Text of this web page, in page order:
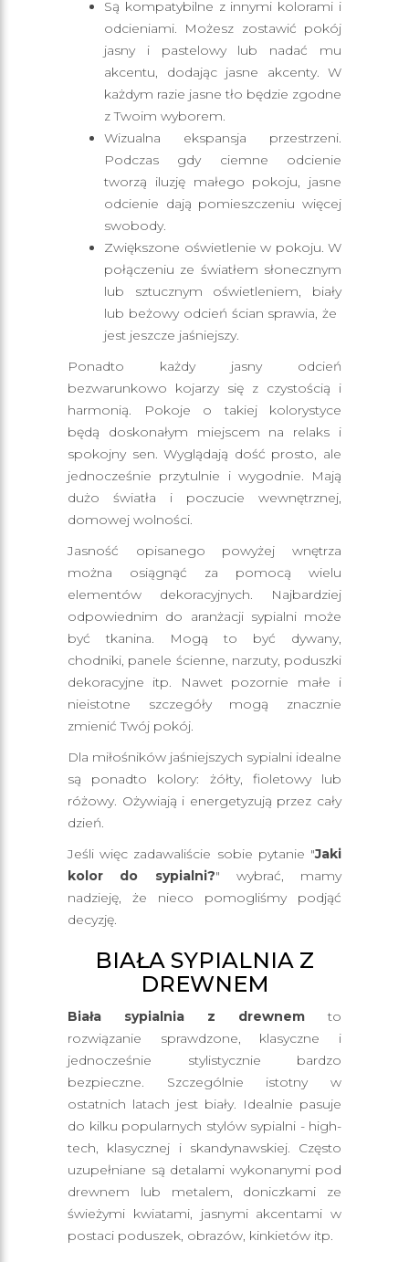
Są kompatybilne z innymi kolorami i
odcieniami. Możesz zostawić pokój
jasny i pastelowy lub nadać mu
akcentu, dodając jasne akcenty. W
każdym razie jasne tło będzie zgodne
z Twoim wyborem.
Wizualna ekspansja przestrzeni.
Podczas gdy ciemne odcienie
tworzą iluzję małego pokoju, jasne
odcienie dają pomieszczeniu więcej
swobody.
Zwiększone oświetlenie w pokoju. W
połączeniu ze światłem słonecznym
lub sztucznym oświetleniem, biały
lub beżowy odcień ścian sprawia, że ​​
jest jeszcze jaśniejszy.
Ponadto każdy jasny odcień
bezwarunkowo kojarzy się z czystością i
harmonią. Pokoje o takiej kolorystyce
będą doskonałym miejscem na relaks i
spokojny sen. Wyglądają dość prosto, ale
jednocześnie przytulnie i wygodnie. Mają
dużo światła i poczucie wewnętrznej,
domowej wolności.
Jasność opisanego powyżej wnętrza
można osiągnąć za pomocą wielu
elementów dekoracyjnych. Najbardziej
odpowiednim do aranżacji sypialni może
być tkanina. Mogą to być dywany,
chodniki, panele ścienne, narzuty, poduszki
dekoracyjne itp. Nawet pozornie małe i
nieistotne szczegóły mogą znacznie
zmienić Twój pokój.
Dla miłośników jaśniejszych sypialni idealne
są ponadto kolory: żółty, fioletowy lub
różowy. Ożywiają i energetyzują przez cały
dzień.
Jeśli więc zadawaliście sobie pytanie "Jaki
kolor do sypialni?" wybrać, mamy
nadzieję, że nieco pomogliśmy podjąć
decyzję.
BIAŁA SYPIALNIA Z
DREWNEM
Biała sypialnia z drewnem to
rozwiązanie sprawdzone, klasyczne i
jednocześnie stylistycznie bardzo
bezpieczne. Szczególnie istotny w
ostatnich latach jest biały. Idealnie pasuje
do kilku popularnych stylów sypialni - high-
tech, klasycznej i skandynawskiej. Często
uzupełniane są detalami wykonanymi pod
drewnem lub metalem, doniczkami ze
świeżymi kwiatami, jasnymi akcentami w
postaci poduszek, obrazów, kinkietów itp.